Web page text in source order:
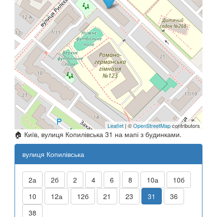
Leaflet| ©OpenStreetMapcontributors
🏠 Київ, вулиця Копилівська 31 на мапі з будинками.
вулиця Копилівська
2а 2б 2 4 6 8 10а
10б
10
12а 12б 21 23 31
36
38